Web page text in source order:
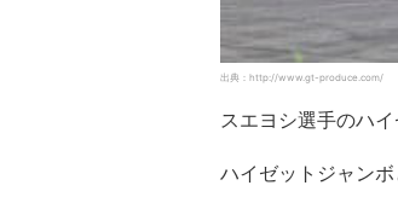
出典：http://www.gt-produce.com/
スエヨシ選手のハイ
ハイゼットジャンボ